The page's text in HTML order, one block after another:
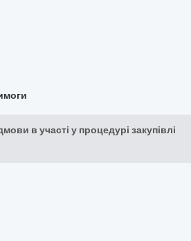
в участі у процедурі закупівлі